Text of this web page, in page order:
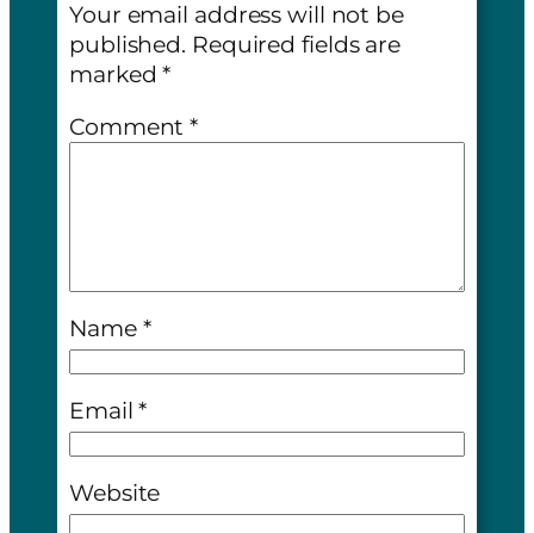
Your email address will not be
published. Required fields are
marked*
Comment*
Name *
Email*
Website